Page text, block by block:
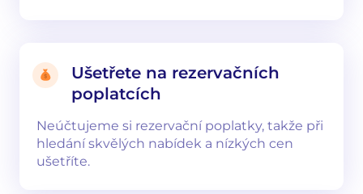
Ušetřete na rezervačních
poplatcích
Neúčtujeme si rezervační poplatky, takže při
hledání skvělých nabídek a nízkých cen
ušetříte.